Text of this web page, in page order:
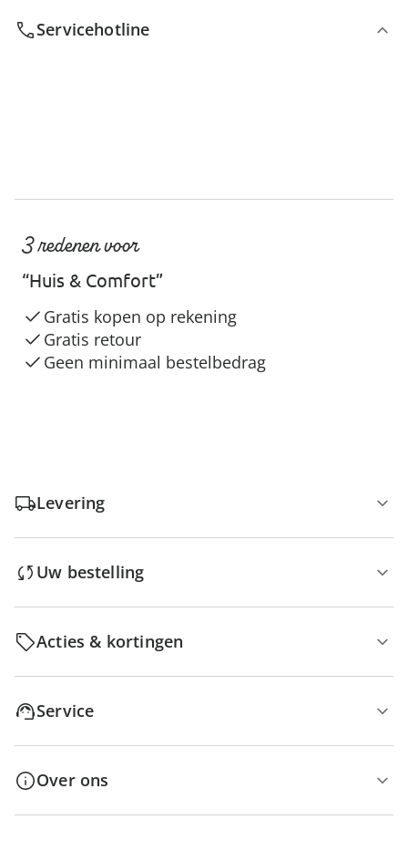
Servicehotline
3 redenen voor
“Huis & Comfort”
Gratis kopen op rekening
Gratis retour
Geen minimaal bestelbedrag
Levering
Uw bestelling
Acties & kortingen
Service
Over ons